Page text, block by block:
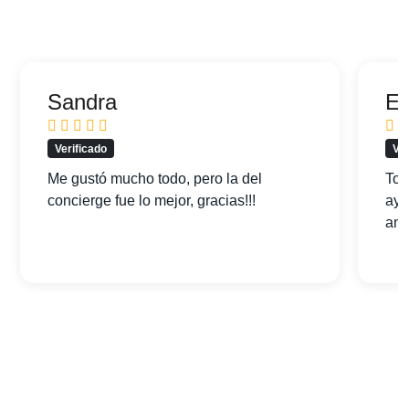
Sandra
Verificado
Me gustó mucho todo, pero la del
concierge fue lo mejor, gracias!!!